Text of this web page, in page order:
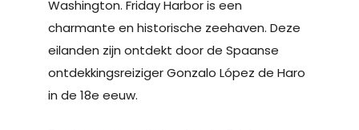
Washington. Friday Harbor is een
charmante en historische zeehaven. Deze
eilanden zijn ontdekt door de Spaanse
ontdekkingsreiziger Gonzalo López de Haro
in de 18e eeuw.